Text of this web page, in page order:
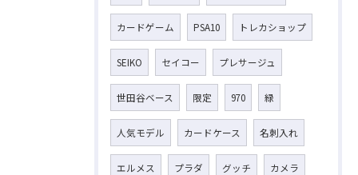
カードゲーム PSA10 トレカショップ
SEIKO セイコー プレサージュ
世田谷ベース 限定 970 緑
人気モデル カードケース 名刺入れ
エルメス プラダ グッチ カメラ